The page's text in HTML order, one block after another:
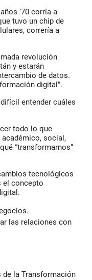
‘70 corría a
tuvo un chip de
correría a
revolución
y estarán
de datos.
digital”.
entender cuáles
todo lo que
social,
“transformarnos”
tecnológicos
el concepto
las relaciones con
de la Transformación